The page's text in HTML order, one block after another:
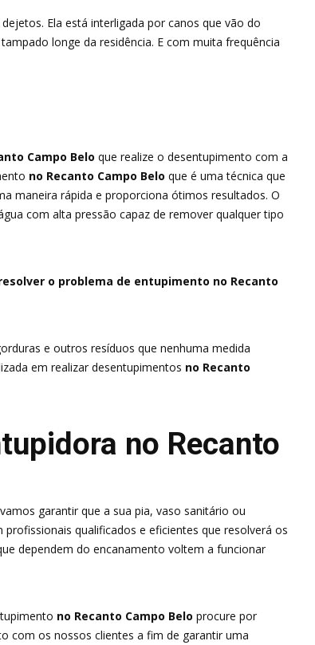
Ela está interligada por canos que vão do
longe da residência. E com muita frequência
Campo Belo que realize o desentupimento com a
no Recanto Campo Belo que é uma técnica que
maneira rápida e proporciona ótimos resultados. O
com alta pressão capaz de remover qualquer tipo
o problema de entupimento no Recanto
e outros resíduos que nenhuma medida
em realizar desentupimentos no Recanto
no Recanto
garantir que a sua pia, vaso sanitário ou
qualificados e eficientes que resolverá os
dependem do encanamento voltem a funcionar
no Recanto Campo Belo procure por
com os nossos clientes a fim de garantir uma